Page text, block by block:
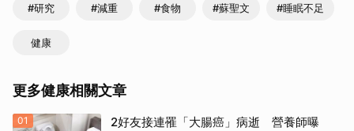
#研究 #減重 #食物 #蘇聖文 #睡眠不足
健康
更多健康相關文章
01
2好友接連罹「大腸癌」病逝 營養師曝